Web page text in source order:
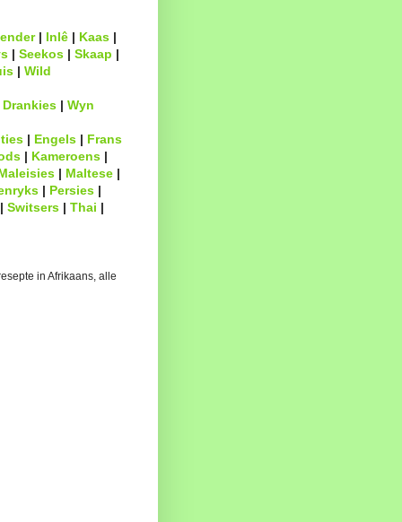
| Inlê | Kaas |
| Seekos| Skaap |
| Wild
Drankies| Wyn
| Engels| Frans
| Kameroens|
| Maltese|
| Persies |
Switsers| Thai |
in Afrikaans, alle